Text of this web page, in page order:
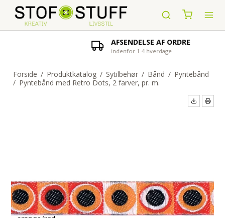
AFSENDELSE AF ORDRE
indenfor 1-4 hverdage
Forside / Produktkatalog / Sytilbehør / Bånd / Pyntebånd
/ Pyntebånd med Retro Dots, 2 farver, pr. m.